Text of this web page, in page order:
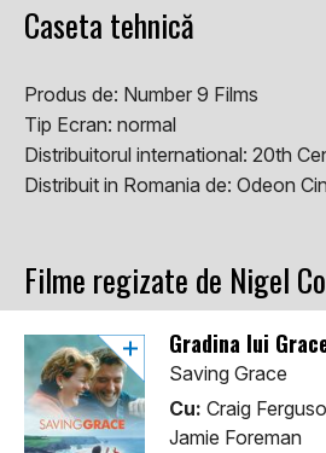
Caseta tehnică
Produs de: Number 9 Films
Tip Ecran: normal
Distribuitorul international: 20th
Distribuit in Romania de: Odeon
Filme regizate de Nigel
Gradina lui
Saving Grace
Cu: Craig
Jamie Foreman